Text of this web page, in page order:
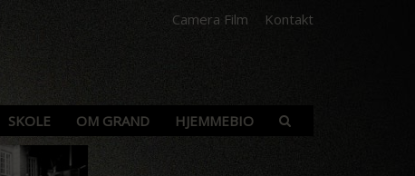
Camera Film Kontakt
SKOLE OM GRAND HJEMMEBIO